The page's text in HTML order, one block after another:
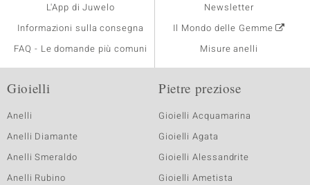
L'App di Juwelo
Informazioni sulla consegna
FAQ - Le domande più comuni
Newsletter
Il Mondo delle Gemme
Misure anelli
Gioielli
Anelli
Anelli Diamante
Anelli Smeraldo
Anelli Rubino
Pietre preziose
Gioielli Acquamarina
Gioielli Agata
Gioielli Alessandrite
Gioielli Ametista